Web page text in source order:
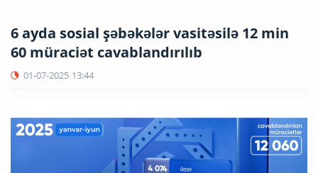
6 ayda sosial şəbəkələr vasitəsilə 12 min
60 müraciət cavablandırılıb
01-07-2025 13:44